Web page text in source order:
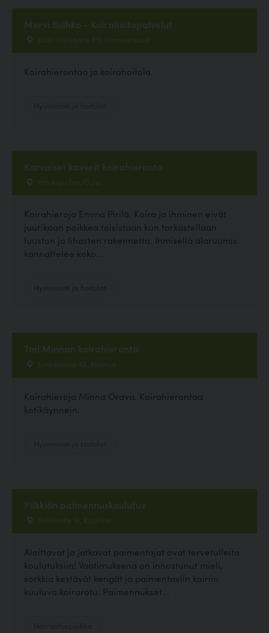
Mervi Suihko - Koirahoitopalvelut
Uusi-Pätiläntie 811, Hämeenkoski
Koirahierontaa ja koirahoitola.
Karvaiset kaverit koirahieronta
Haukipudas, Oulu
Koirahieroja Emma Pirilä. Koira ja ihminen eivät
juurikaan poikkea toisistaan kun tarkastellaan
luuston ja lihasten rakennetta. Ihmisellä alaruumis
kannattelee koko...
Tmi Minnan koirahieronta
Junkalantie 48, Kannus
Koirahieroja Minna Orava. Koirahierontaa
kotikäynnein.
Piikkiön paimennuskoulutus
Saksantie 91, Kaarina
Aloittavat ja jatkavat paimentajat ovat tervetulleita
koulutuksiin! Vaatimuksena on innostunut mieli,
sorkkia kestävät kengät ja paimentaviin koiriin
kuuluva koirarotu. Paimennukset...